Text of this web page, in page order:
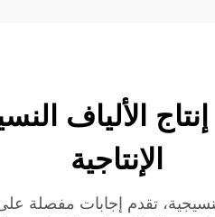
الإنتاجية
تقدم إجابات مفصلة على